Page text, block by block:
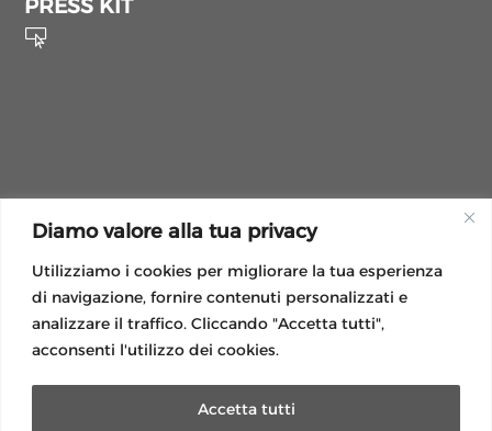
Diamo valore alla tua privacy
Utilizziamo i cookies per migliorare la tua esperienza
di navigazione, fornire contenuti personalizzati e
analizzare il traffico. Cliccando "Accetta tutti",
acconsenti l'utilizzo dei cookies.
Accetta tutti
PRESS KIT

LEGAL
Privacy Policy
Operazioni a premi
Normative luce e gas
Modulistica
Modulo Reclamo
Modulo reclami importi anomali